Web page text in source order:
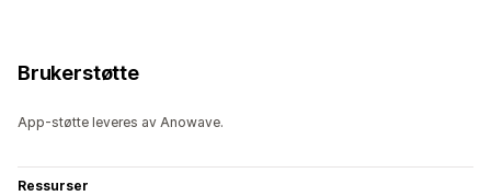
Brukerstøtte
App-støtte leveres av Anowave.
Ressurser